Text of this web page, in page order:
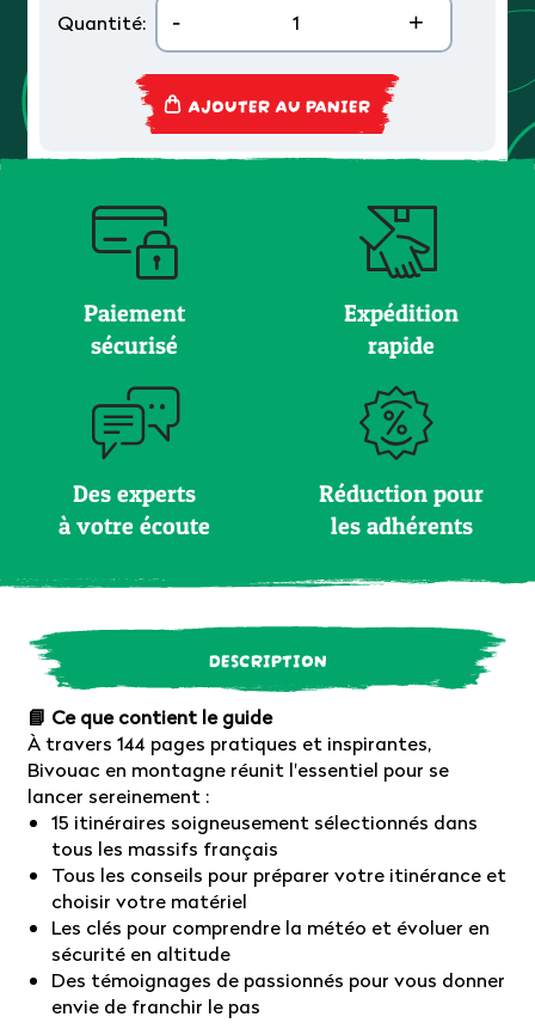
Quantité: - +
AJOUTER AU PANIER
Paiement
sécurisé
Expédition
rapide
Des experts
à votre écoute
Réduction pour
les adhérents
DESCRIPTION
📘 Ce que contient le guide
À travers 144 pages pratiques et inspirantes,
Bivouac en montagne réunit l'essentiel pour se
lancer sereinement :
15 itinéraires soigneusement sélectionnés dans
tous les massifs français
Tous les conseils pour préparer votre itinérance et
choisir votre matériel
Les clés pour comprendre la météo et évoluer en
sécurité en altitude
Des témoignages de passionnés pour vous donner
envie de franchir le pas